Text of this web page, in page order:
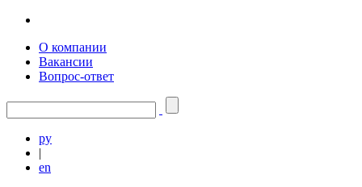
О компании
Вакансии
Вопрос-ответ
ру
|
en